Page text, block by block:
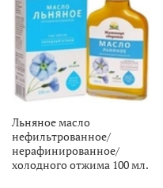
Льняное масло
нефильтрованное/
нерафинированное/
холодного отжима 100 мл.